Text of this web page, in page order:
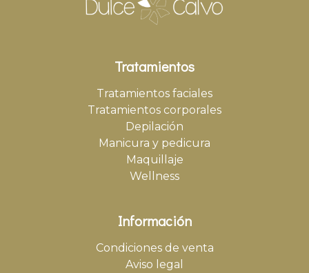
Tratamientos
Tratamientos faciales
Tratamientos corporales
Depilación
Manicura y pedicura
Maquillaje
Wellness
Información
Condiciones de venta
Aviso legal